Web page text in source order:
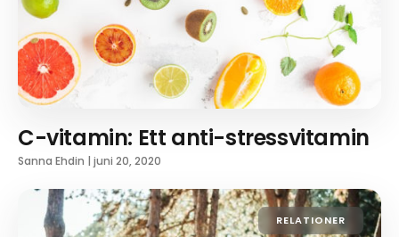
C-vitamin: Ett anti-stressvitamin
Sanna Ehdin | juni 20, 2020
RELATIONER